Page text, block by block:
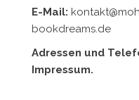
E-Mail:
bookdreams.de
Adressen und
Impressum.